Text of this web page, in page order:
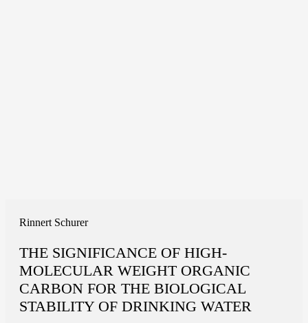
Rinnert Schurer
THE SIGNIFICANCE OF HIGH-
MOLECULAR WEIGHT ORGANIC
CARBON FOR THE BIOLOGICAL
STABILITY OF DRINKING WATER